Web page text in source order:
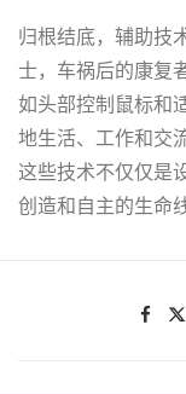
归根结底，辅助技
士，车祸后的康复
如头部控制鼠标和
地生活、工作和交
这些技术不仅仅是
创造和自主的生命